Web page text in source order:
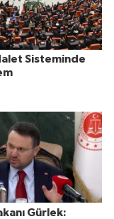
Sisteminde
Gürlek: